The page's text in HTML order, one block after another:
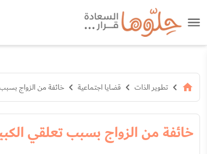
تطوير الذات قضايا اجتماعية خائفة من الزواج
خائفة من الزواج بسبب تعلقي